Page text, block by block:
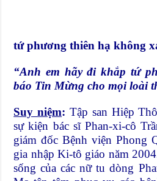
tứ phương thiên hạ không
“Anh em hãy đi khắp tứ
báo Tin Mừng cho mọi loài
Suy niệm: Tập san Hiệp
sự kiện bác sĩ Phan-xi-cô
giám đốc Bệnh viện Phong
gia nhập Ki-tô giáo năm
sống của các nữ tu dòng